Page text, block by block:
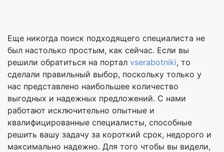
Еще никогда поиск подходящего специалиста не
был настолько простым, как сейчас. Если вы
решили обратиться на портал vserabotniki, то
сделали правильный выбор, поскольку только у
нас представлено наибольшее количество
выгодных и надежных предложений. С нами
работают исключительно опытные и
квалифицированные специалисты, способные
решить вашу задачу за короткий срок, недорого и
максимально надежно. Для того чтобы вы видели,